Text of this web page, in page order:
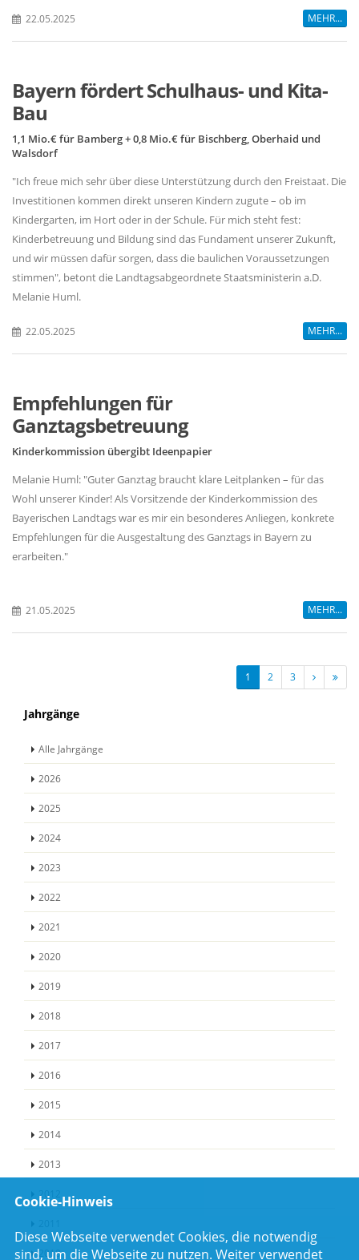
22.05.2025 MEHR...
Bayern fördert Schulhaus- und Kita-
Bau
1,1 Mio.€ für Bamberg + 0,8 Mio.€ für Bischberg, Oberhaid und
Walsdorf
"Ich freue mich sehr über diese Unterstützung durch den Freistaat. Die
Investitionen kommen direkt unseren Kindern zugute – ob im
Kindergarten, im Hort oder in der Schule. Für mich steht fest:
Kinderbetreuung und Bildung sind das Fundament unserer Zukunft,
und wir müssen dafür sorgen, dass die baulichen Voraussetzungen
stimmen", betont die Landtagsabgeordnete Staatsministerin a.D.
Melanie Huml.
22.05.2025 MEHR...
Empfehlungen für
Ganztagsbetreuung
Kinderkommission übergibt Ideenpapier
Melanie Huml: "Guter Ganztag braucht klare Leitplanken – für das
Wohl unserer Kinder! Als Vorsitzende der Kinderkommission des
Bayerischen Landtags war es mir ein besonderes Anliegen, konkrete
Empfehlungen für die Ausgestaltung des Ganztags in Bayern zu
erarbeiten."
21.05.2025 MEHR...
1 2 3
Jahrgänge
Alle Jahrgänge
2026
2025
2024
2023
2022
2021
2020
2019
2018
2017
2016
2015
2014
2013
2012
2010
Cookie-Hinweis
Diese Webseite verwendet Cookies, die notwendig
sind, um die Webseite zu nutzen. Weiter verwendet